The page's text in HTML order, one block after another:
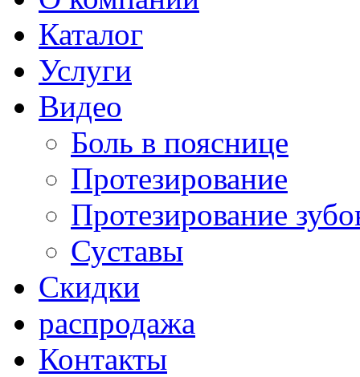
Каталог
Услуги
Видео
Боль в пояснице
Протезирование
Протезирование
Суставы
Скидки
распродажа
Контакты